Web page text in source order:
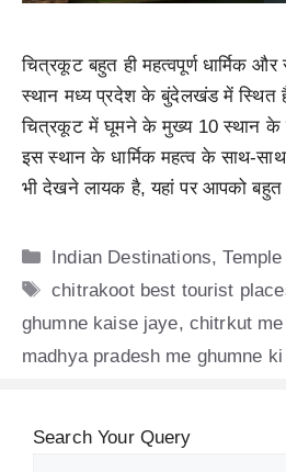
चित्रकूट बहुत ही महत्वपूर्ण धार्मिक
स्थान मध्य प्रदेश के बुंदेलखंड में
चित्रकूट में घूमने के मुख्य 10 स्थान के
इस स्थान के धार्मिक महत्व के साथ-
भी देखने लायक है, यहां पर आपको
Categories
Indian Destinations,Temple
Tags
chitrakoot best tourist
ghumne kaise jaye, chitrkut
madhya pradesh me ghumne
Search Your Query